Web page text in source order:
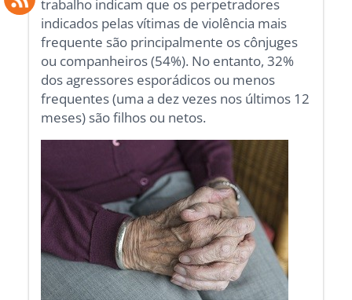
trabalho indicam que os perpetradores
indicados pelas vítimas de violência mais
frequente são principalmente os cônjuges
ou companheiros (54%). No entanto, 32%
dos agressores esporádicos ou menos
frequentes (uma a dez vezes nos últimos 12
meses) são filhos ou netos.